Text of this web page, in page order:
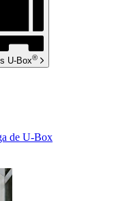
U-Box®
de U-Box